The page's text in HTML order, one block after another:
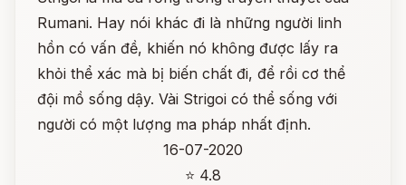
Rumani. Hay nói khác đi là những người linh
hồn có vấn đề, khiến nó không được lấy ra
khỏi thể xác mà bị biến chất đi, để rồi cơ thể
đội mồ sống dậy. Vài Strigoi có thể sống với
người có một lượng ma pháp nhất định.
16-07-2020
⭐ 4.8